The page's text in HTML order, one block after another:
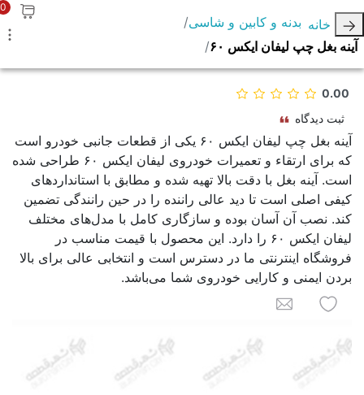
خانه
بدنه و کابین و شاسی
آینه بغل چپ لیفان ایکس ۶۰
0
0.00
ثبت دیدگاه
آینه بغل چپ لیفان ایکس ۶۰ یکی از قطعات جانبی خودرو است
که برای ارتقاء و تعمیرات خودروی لیفان ایکس ۶۰ طراحی شده
است. آینه بغل با دقت بالا تهیه شده و مطابق با استانداردهای
کیفی اصلی است تا دید عالی راننده را در حین رانندگی تضمین
کند. نصب آن آسان بوده و سازگاری کامل با مدل‌های مختلف
لیفان ایکس ۶۰ را دارد. این محصول با قیمت مناسب در
فروشگاه اینترنتی ما در دسترس است و انتخابی عالی برای بالا
بردن ایمنی و کارایی خودروی شما می‌باشد.
به لیست علاقه مندی ها اضافه کنید
برای یک دوست ایمیل کنید